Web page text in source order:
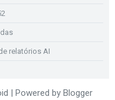
relatórios AI
| Powered by Blogger